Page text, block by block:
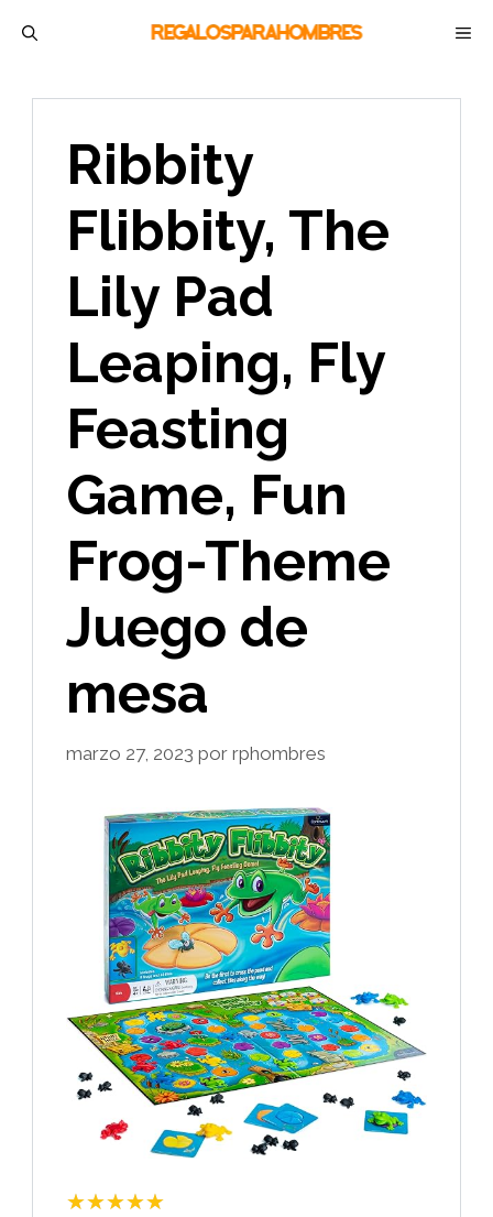
Ribbity
Flibbity, The
Lily Pad
Leaping, Fly
Feasting
Game, Fun
Frog-Theme
Juego de
mesa
marzo 27, 2023 por rphombres
★★★★★